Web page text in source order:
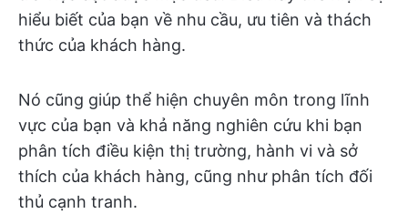
hiểu biết của bạn về nhu cầu, ưu tiên và thách
thức của khách hàng.
Nó cũng giúp thể hiện chuyên môn trong lĩnh
vực của bạn và khả năng nghiên cứu khi bạn
phân tích điều kiện thị trường, hành vi và sở
thích của khách hàng, cũng như phân tích đối
thủ cạnh tranh.